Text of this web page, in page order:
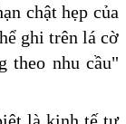
chật hẹp của
ghi trên lá cờ
theo nhu cầu"